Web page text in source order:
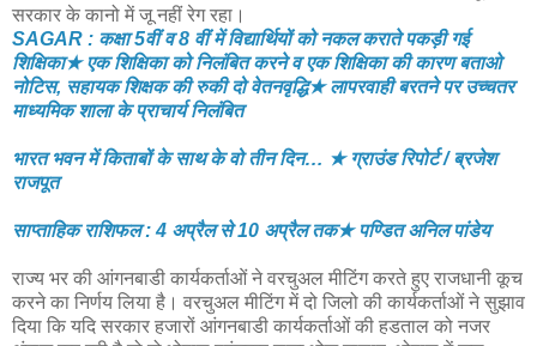
सरकार के कानो में जू नहीं रेग रहा।
SAGAR : कक्षा 5वीं व 8 वीं में विद्यार्थियों को नकल कराते पकड़ी गई
शिक्षिका★ एक शिक्षिका को निलंबित करने व एक शिक्षिका की कारण बताओ
नोटिस, सहायक शिक्षक की रुकी दो वेतनवृद्धि★ लापरवाही बरतने पर उच्चतर
माध्यमिक शाला के प्राचार्य निलंबित
भारत भवन में किताबों के साथ के वो तीन दिन… ★ ग्राउंड रिपोर्ट / ब्रजेश
राजपूत
साप्ताहिक राशिफल : 4 अप्रैल से 10 अप्रैल तक★ पण्डित अनिल पांडेय
राज्य भर की आंगनबाडी कार्यकर्ताओं ने वरचुअल मीटिंग करते हुए राजधानी कूच
करने का निर्णय लिया है। वरचुअल मीटिंग में दो जिलो की कार्यकर्ताओं ने सुझाव
दिया कि यदि सरकार हजारों आंगनबाडी कार्यकर्ताओं की हडताल को नजर